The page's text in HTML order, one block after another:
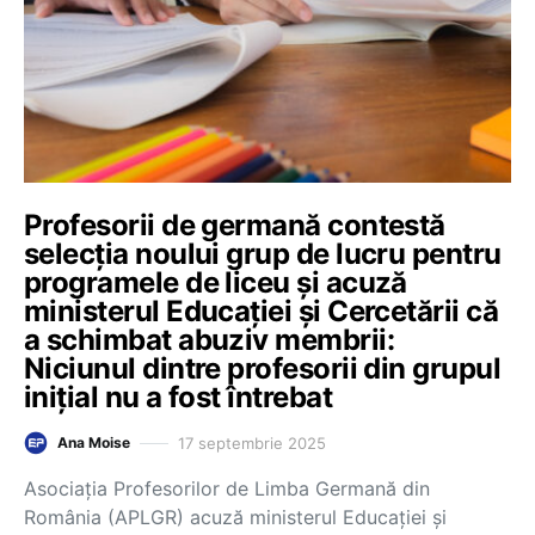
Profesorii de germană contestă
selecția noului grup de lucru pentru
programele de liceu și acuză
ministerul Educației și Cercetării că
a schimbat abuziv membrii:
Niciunul dintre profesorii din grupul
inițial nu a fost întrebat
Ana Moise 17 septembrie 2025
Asociația Profesorilor de Limba Germană din
România (APLGR) acuză ministerul Educației și